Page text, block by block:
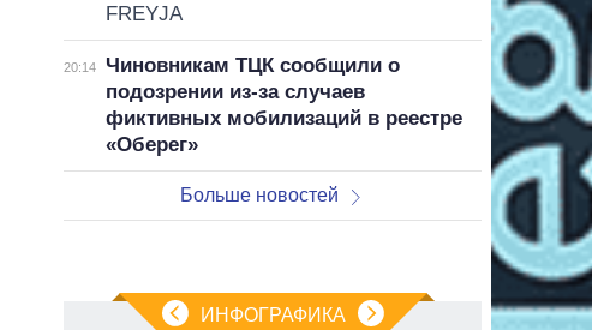
FREYJA
20:14
Чиновникам ТЦК сообщили о
подозрении из-за случаев
фиктивных мобилизаций в реестре
«Оберег»
Больше новостей
ИНФОГРАФИКА